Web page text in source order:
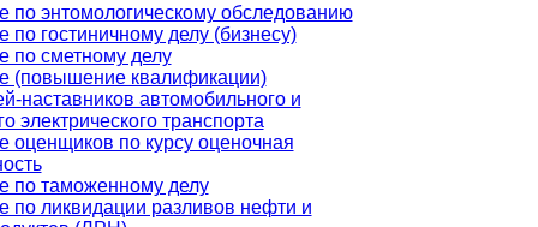
по энтомологическому обследованию
по гостиничному делу (бизнесу)
по сметному делу
(повышение квалификации)
наставников автомобильного и
электрического транспорта
оценщиков по курсу оценочная
по таможенному делу
по ликвидации разливов нефти и